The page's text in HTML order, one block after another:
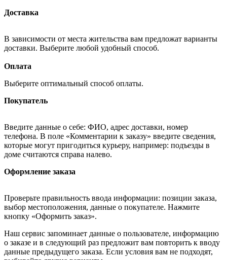
Доставка
В зависимости от места жительства вам предложат варианты
доставки. Выберите любой удобный способ.
Оплата
Выберите оптимальный способ оплаты.
Покупатель
Введите данные о себе: ФИО, адрес доставки, номер
телефона. В поле «Комментарии к заказу» введите сведения,
которые могут пригодиться курьеру, например: подъезды в
доме считаются справа налево.
Оформление заказа
Проверьте правильность ввода информации: позиции заказа,
выбор местоположения, данные о покупателе. Нажмите
кнопку «Оформить заказ».
Наш сервис запоминает данные о пользователе, информацию
о заказе и в следующий раз предложит вам повторить к вводу
данные предыдущего заказа. Если условия вам не подходят,